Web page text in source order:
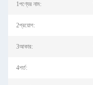
1পণ্যের নাম:
2প্রয়োগ:
3আকার:
4শর্ত: